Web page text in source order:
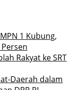
1 Kubung,
Rakyat ke SRT
Daerah dalam